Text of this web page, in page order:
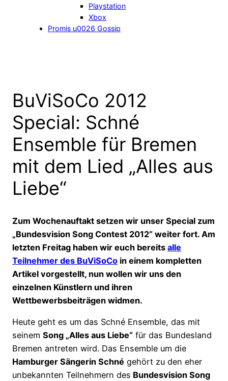
Playstation
Xbox
Promis u0026 Gossip
BuViSoCo 2012
Special: Schné
Ensemble für Bremen
mit dem Lied „Alles aus
Liebe“
Zum Wochenauftakt setzen wir unser Special zum
„Bundesvision Song Contest 2012“ weiter fort. Am
letzten Freitag haben wir euch bereits alle
Teilnehmer des BuViSoCo in einem kompletten
Artikel vorgestellt, nun wollen wir uns den
einzelnen Künstlern und ihren
Wettbewerbsbeiträgen widmen.
Heute geht es um das Schné Ensemble, das mit
seinem Song „Alles aus Liebe“ für das Bundesland
Bremen antreten wird. Das Ensemble um die
Hamburger Sängerin Schné gehört zu den eher
unbekannten Teilnehmern des Bundesvision Song